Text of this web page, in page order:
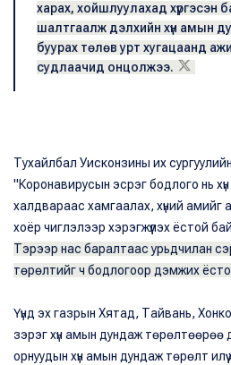
харах, хойшлуулахад хүргэсэн
шалтгаалж дэлхийн хүн амын
буурах төлөв урт хугацаанд
судлаачид онцолжээ.
Тухайлбал Уисконзины их
"Коронавирусын эсрэг бодлого нь
халдвараас хамгаалах, хүний амийг
хоёр чиглэлээр хэрэгжүүлэх ёстой
Тэрээр нас баралтаас урьдчилан
төрөлтийг ч бодлогоор дэмжих
Үүнд эх газрын Хятад, Тайвань,
зэрэг хүн амын дундаж төрөлтөөрөө
орнуудын хүн амын дундаж төрөлт